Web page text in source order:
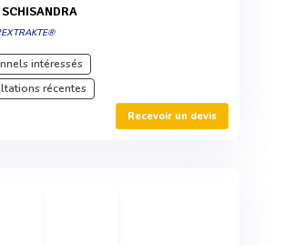
SCHISANDRA
intéressés
récentes
Recevoir un devis